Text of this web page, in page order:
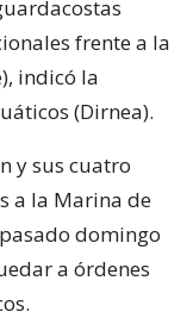
frente a la
indicó la
(Dirnea).
y sus cuatro
a la Marina de
domingo
a órdenes